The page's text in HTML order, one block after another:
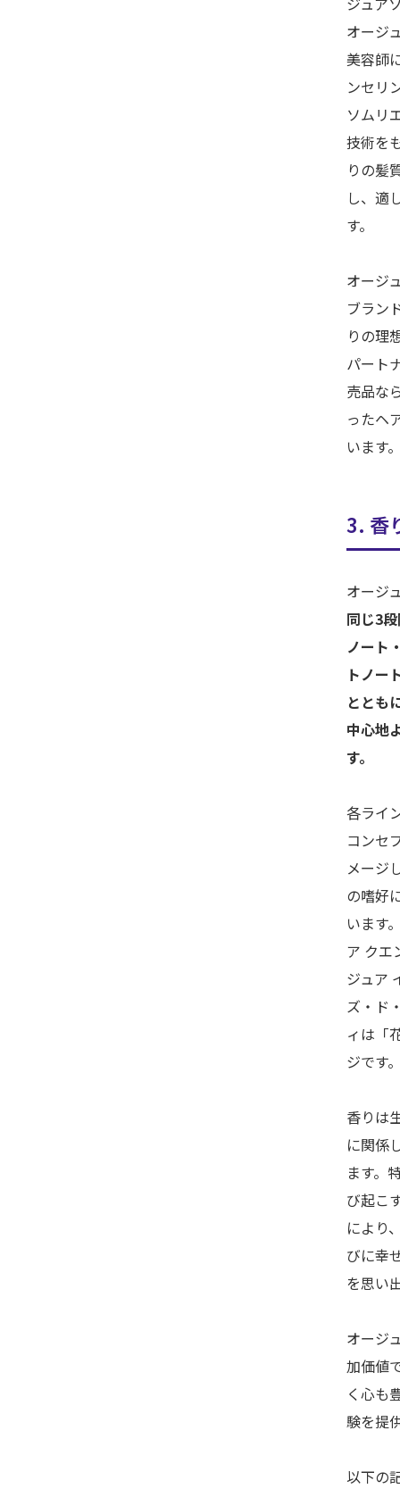
オージ
美容師
ンセリ
ソムリ
技術を
りの髪
し、適
す。
オージ
ブラン
りの理
パート
売品な
ったヘ
います
3. 香
オージ
同じ3
ノート
トノー
ととも
中心地
す。
各ライ
コンセ
メージ
の嗜好
います
ア クエ
ジュア
ズ・ド
ィは「
ジです
香りは
に関係
ます。
び起こ
により
びに幸
を思い
オージ
加価値
く心も
験を提
以下の